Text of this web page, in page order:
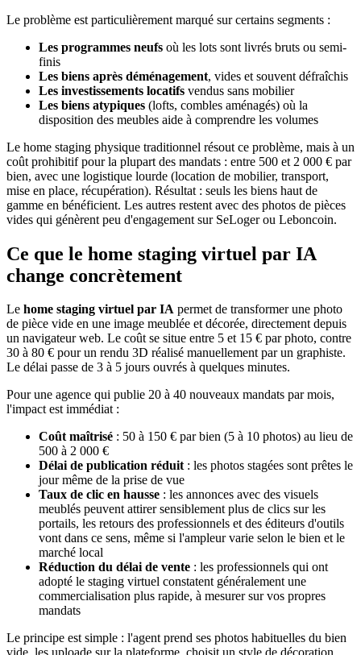
Le problème est particulièrement marqué sur certains segments :
Les programmes neufs où les lots sont livrés bruts ou semi-
finis
Les biens après déménagement, vides et souvent défraîchis
Les investissements locatifs vendus sans mobilier
Les biens atypiques (lofts, combles aménagés) où la
disposition des meubles aide à comprendre les volumes
Le home staging physique traditionnel résout ce problème, mais à un
coût prohibitif pour la plupart des mandats : entre 500 et 2 000 € par
bien, avec une logistique lourde (location de mobilier, transport,
mise en place, récupération). Résultat : seuls les biens haut de
gamme en bénéficient. Les autres restent avec des photos de pièces
vides qui génèrent peu d'engagement sur SeLoger ou Leboncoin.
Ce que le home staging virtuel par IA
change concrètement
Le home staging virtuel par IA permet de transformer une photo
de pièce vide en une image meublée et décorée, directement depuis
un navigateur web. Le coût se situe entre 5 et 15 € par photo, contre
30 à 80 € pour un rendu 3D réalisé manuellement par un graphiste.
Le délai passe de 3 à 5 jours ouvrés à quelques minutes.
Pour une agence qui publie 20 à 40 nouveaux mandats par mois,
l'impact est immédiat :
Coût maîtrisé : 50 à 150 € par bien (5 à 10 photos) au lieu de
500 à 2 000 €
Délai de publication réduit: les photos stagées sont prêtes le
jour même de la prise de vue
Taux de clic en hausse : les annonces avec des visuels
meublés peuvent attirer sensiblement plus de clics sur les
portails, les retours des professionnels et des éditeurs d'outils
vont dans ce sens, même si l'ampleur varie selon le bien et le
marché local
Réduction du délai de vente : les professionnels qui ont
adopté le staging virtuel constatent généralement une
commercialisation plus rapide, à mesurer sur vos propres
mandats
Le principe est simple : l'agent prend ses photos habituelles du bien